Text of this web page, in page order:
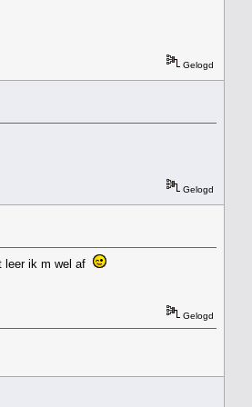
Gelogd
Gelogd
leer ik m wel af
Gelogd